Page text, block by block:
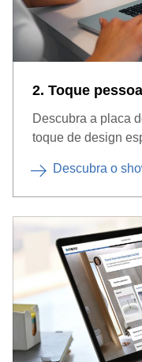
2. Toque pessoal
Descubra a placa
toque de design
Descubra o